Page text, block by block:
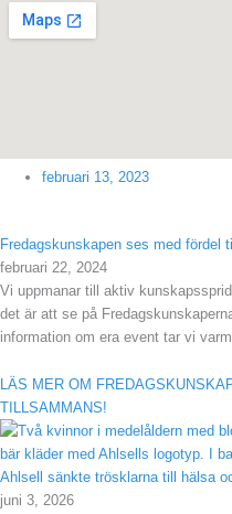
februari 13, 2023
Fredagskunskapen ses med fördel
februari 22, 2024
Vi uppmanar till aktiv
det är att se på
information om era event tar vi
LÄS MER OM
TILLSAMMANS!
Ahlsell sänkte trösklarna till hälsa
juni 3, 2026